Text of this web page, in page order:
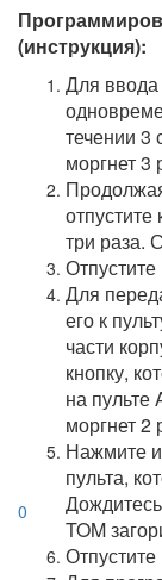
0
(инструкция):
Для
течении 3
моргнет 3
три раза.
Для
его к
части
кнопку,
на пульте
моргнет 2
Нажмите
пульта,
TOM
Отпустите